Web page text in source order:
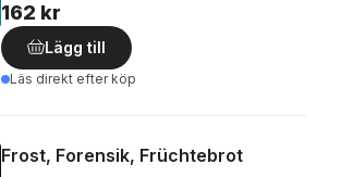
162 kr
Lägg till
Läs direkt efter köp
Frost, Forensik, Früchtebrot